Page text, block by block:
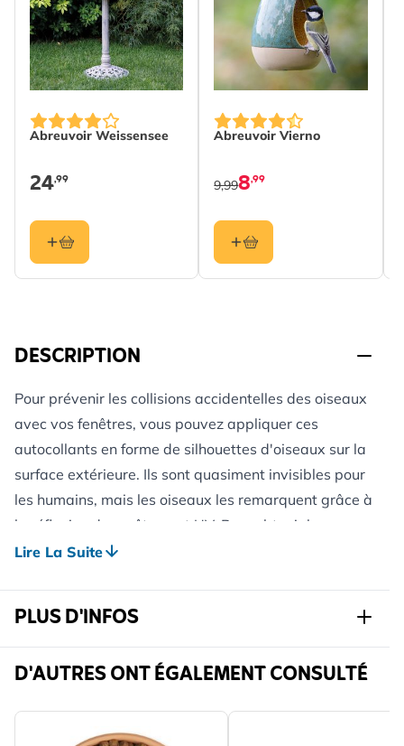
Abreuvoir Weissensee
24,99
Abreuvoir Vierno
8,99
9,99
DESCRIPTION
Pour prévenir les collisions accidentelles des oiseaux
avec vos fenêtres, vous pouvez appliquer ces
autocollants en forme de silhouettes d'oiseaux sur la
surface extérieure. Ils sont quasiment invisibles pour
les humains, mais les oiseaux les remarquent grâce à
la réflexion du revêtement UV. Pour obtenir les
meilleurs résultats, il est recommandé d'utiliser
Ce lot comprend 5 silhouettes.
Lire La Suite
PLUS D'INFOS
Réf. 944080119
D'AUTRES ONT ÉGALEMENT CONSULTÉ